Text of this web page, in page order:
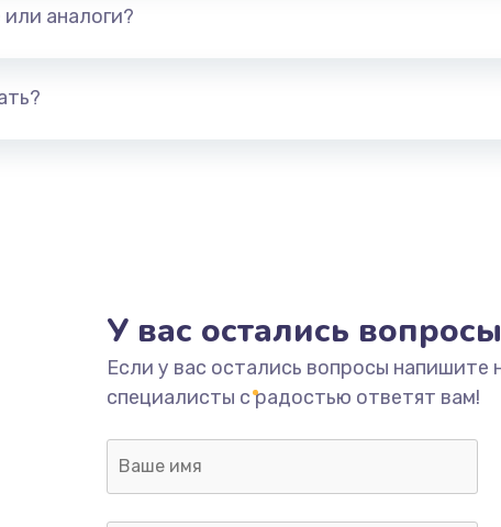
аналоги?
У вас остались
Если у вас остались вопросы напишите
специалисты с радостью ответят вам!